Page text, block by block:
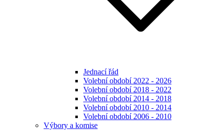
Jednací řád
Volební období 2022 - 2026
Volební období 2018 - 2022
Volební období 2014 - 2018
Volební období 2010 - 2014
Volební období 2006 - 2010
Výbory a komise